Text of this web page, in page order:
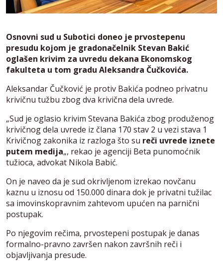
Osnovni sud u Subotici doneo je prvostepenu
presudu kojom je gradonačelnik Stevan Bakić
oglašen krivim za uvredu dekana Ekonomskog
fakulteta u tom gradu Aleksandra Čučkovića.
Aleksandar Čučković je protiv Bakića podneo privatnu
krivičnu tužbu zbog dva krivična dela uvrede.
„Sud je oglasio krivim Stevana Bakića zbog produženog
krivičnog dela uvrede iz člana 170 stav 2 u vezi stava 1
Krivičnog zakonika iz razloga što su reči uvrede iznete
putem medija„, rekao je agenciji Beta punomoćnik
tužioca, advokat Nikola Babić.
On je naveo da je sud okrivljenom izrekao novčanu
kaznu u iznosu od 150.000 dinara dok je privatni tužilac
sa imovinskopravnim zahtevom upućen na parnični
postupak.
Po njegovim rečima, prvostepeni postupak je danas
formalno-pravno završen nakon završnih reči i
objavljivanja presude.